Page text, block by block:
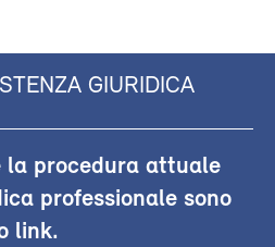
GIURIDICA
procedura attuale
professionale sono
link.